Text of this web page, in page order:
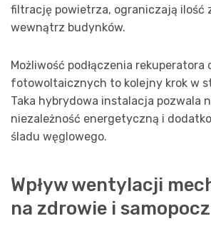
filtrację powietrza, ograniczają ilość
wewnątrz budynków.
Możliwość podłączenia rekuperatora
fotowoltaicznych to kolejny krok w
Taka hybrydowa instalacja pozwala
niezależność energetyczną i
śladu węglowego.
Wpływ wentylacji
na zdrowie i